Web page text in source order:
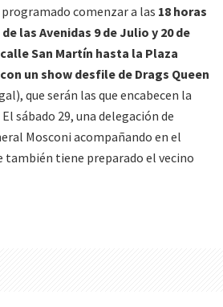
comenzar a las 18 horas
las Avenidas 9 de Julio y 20 de
San Martín hasta la Plaza
un show desfile de Drags Queen
que serán las que encabecen la
sábado 29, una delegación de
Mosconi acompañando en el
también tiene preparado el vecino